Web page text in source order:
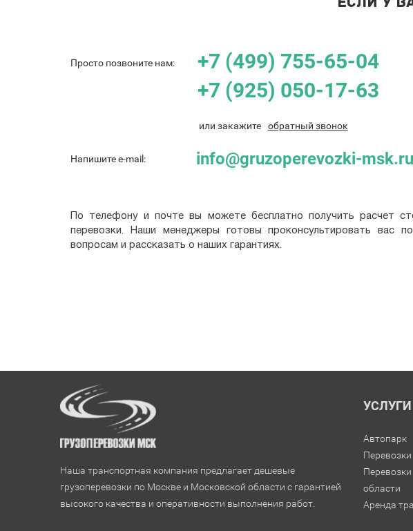
Просто позвоните нам:
+7 (499) 755-65-04
+7 (925) 050-17-63
или закажите обратный звонок
Напишите e-mail: info@gruzoperevozki-msk.ru
По телефону и почте вы можете бесплатно получить расчет
перевозки. Наши менеджеры готовы проконсультировать вас
вопросам и рассказать о наших гарантиях.
Наша транспортная компания предлагает дешевые
грузоперевозки по Москве и Московской области с гарантией
высокого качества и оперативности выполнения работ.
УСЛУГИ
Автопарк
области
Аренда